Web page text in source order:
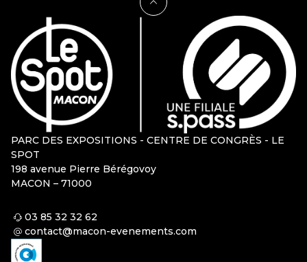
PARC DES EXPOSITIONS - CENTRE DE CONGRÈS - LE
SPOT
198 avenue Pierre Bérégovoy
MACON – 71000
03 85 32 32 62
contact@macon-evenements.com